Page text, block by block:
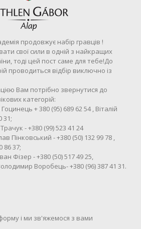
продовжує набір гравців !
свої сили в одній з найкращих
тоді цей пост саме для тебе!До
проводиться відбір виключно із
Вам потрібно звернутися до
категорій:
+ 380 (95) 689 62 54 , Віталій
31;
- +380 (99) 523 41 24
Пінковський - +380 (50) 132 99 78 ,
86 37;
Фізер - +380 (50) 517 49 25,
Воробець- +380 (96) 387 41 31.
і ми зв'яжемося з вами